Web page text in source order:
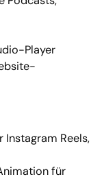
Player
Reels,
für